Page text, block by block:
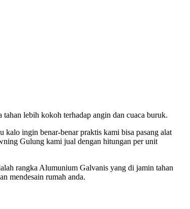
lebih kokoh terhadap angin dan cuaca buruk.
ingin benar-benar praktis kami bisa pasang alat
Gulung kami jual dengan hitungan per unit
rangka Alumunium Galvanis yang di jamin tahan
mendesain rumah anda.